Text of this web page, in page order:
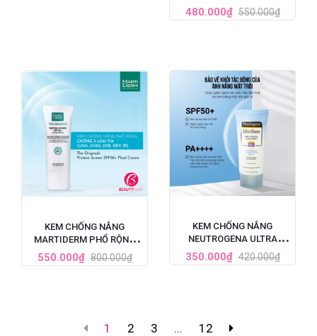
84 VIÊN CỦA ANH
480.000₫ 550.000₫
KEM CHỐNG NẮNG
MARTIDERM PHỔ RỘNG
BẢO VỆ TOÀN DIỆN SPF50+
550.000₫ 800.000₫
KEM CHỐNG NẮNG
NEUTROGENA ULTRA
SHEER SPF 50 88ML
350.000₫ 420.000₫
1 2 3 ... 12